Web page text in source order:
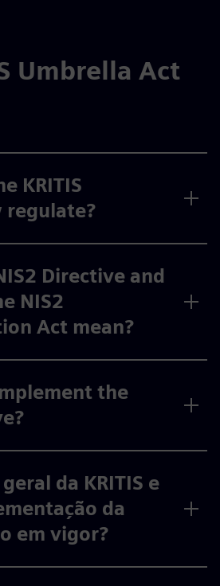
Umbrella Act
KRITIS
regulate?
Directive and
NIS2
Act mean?
the
da KRITIS e
da
em vigor?